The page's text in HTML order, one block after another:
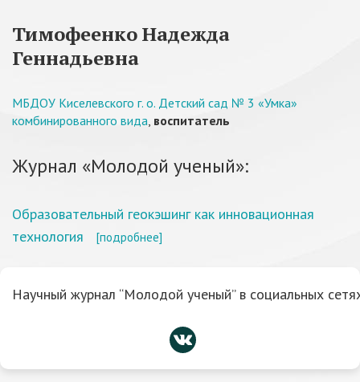
Тимофеенко Надежда
Геннадьевна
МБДОУ Киселевского г. о. Детский сад № 3 «Умка»
комбинированного вида, воспитатель
Журнал «Молодой ученый»:
Образовательный геокэшинг как инновационная
технология
[подробнее]
Научный журнал “Молодой ученый” в социальных